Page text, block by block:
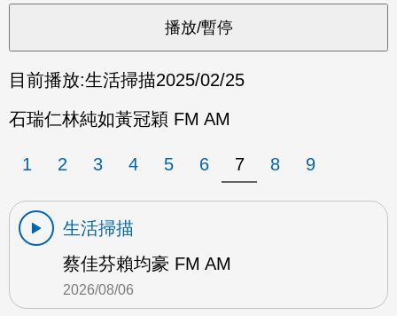
目前播放:生活掃描2025/02/25
石瑞仁林純如黃冠穎 FM AM
1 2 3 4 5 6 7 8 9
生活掃描
蔡佳芬賴均豪 FM AM
2026/08/06